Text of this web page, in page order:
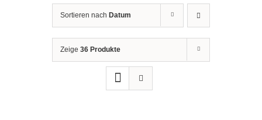
Sortieren nach Datum
Zeige 36 Produkte